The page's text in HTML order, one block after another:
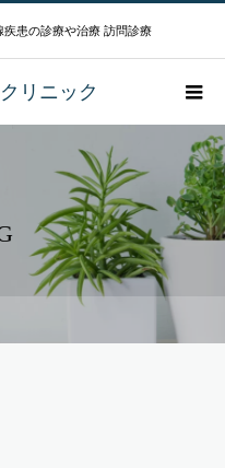
患の診療や治療 訪問診療
リニック